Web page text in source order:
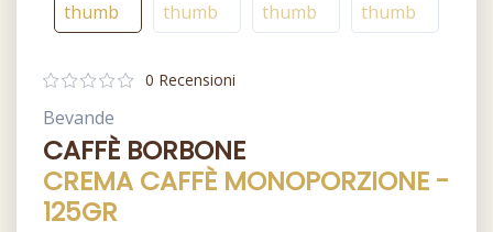
0 Recensioni
Bevande
CAFFÈ BORBONE
CREMA CAFFÈ MONOPORZIONE -
125GR